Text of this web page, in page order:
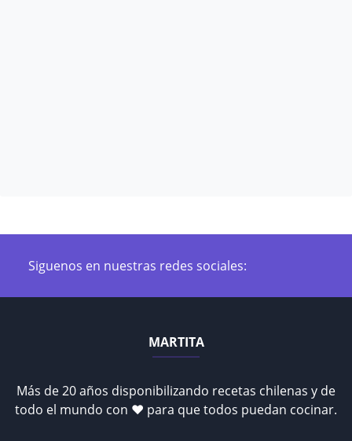
Siguenos en nuestras redes sociales:
MARTITA
Más de 20 años disponibilizando recetas chilenas y de
todo el mundo con ♥ para que todos puedan cocinar.